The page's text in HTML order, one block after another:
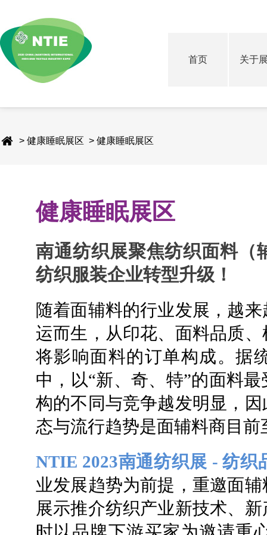
首页 关于
> 健康睡眠展区 > 健康睡眠展区
健康睡眠展区
南通纺织展聚焦纺织面料（
纺织服装企业转型升级！
随着面辅料的行业发展，越
运而生，从印花、面料品质
将影响面料的订单构成。据
中，以“新、奇、特”的面料
构的不同与竞争越发明显，
态与流行趋势是面辅料商目
NTIE 2023南通纺织展 - 纺织
业发展趋势为前提，重邀面
展示推介纺织产业新技术、